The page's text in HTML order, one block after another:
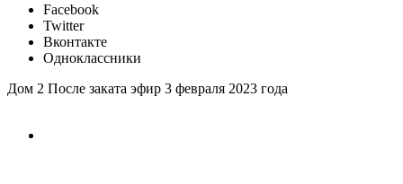
Facebook
Twitter
Вконтакте
Одноклассники
Дом 2 После заката эфир 3 февраля 2023 года